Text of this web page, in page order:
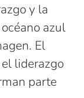
y la
azul
El
liderazgo
parte